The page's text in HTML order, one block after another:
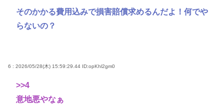
そのかかる費用込みで損害賠償求めるんだよ！何でや
らないの？
6 : 2026/05/28(木) 15:59:29.44 ID:opKhl2gm0
>>4
意地悪やなぁ